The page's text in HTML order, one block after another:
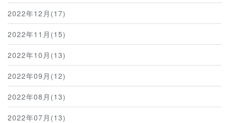
2022年12月(17)
2022年11月(15)
2022年10月(13)
2022年09月(12)
2022年08月(13)
2022年07月(13)